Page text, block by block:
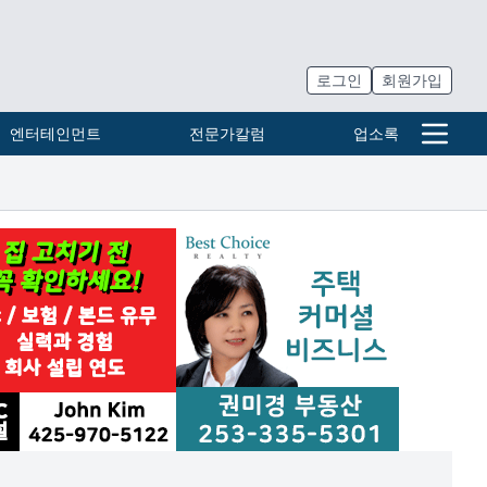
로그인 회원가입
엔터테인먼트 전문가칼럼 업소록